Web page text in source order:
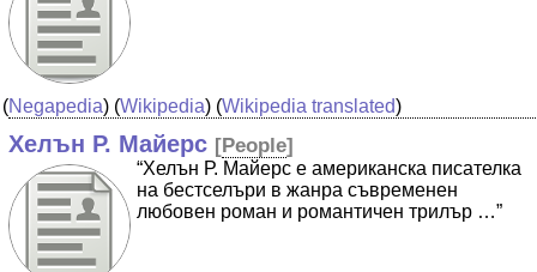
(Negapedia) (Wikipedia) (Wikipedia translated)
Хелън Р. Майерс [People]
“Хелън Р. Майерс е американска писателка
на бестселъри в жанра съвременен
любовен роман и романтичен трилър …”